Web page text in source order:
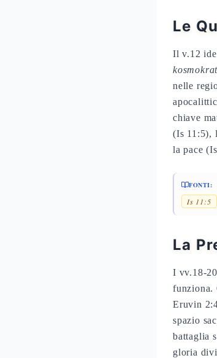
Le
Il v.12
nelle
chiave
(Is 11:5),
la pace
FONTI:
Is 11:5
La
I vv.18-
funziona.
Eruvin
spazio
battaglia
gloria